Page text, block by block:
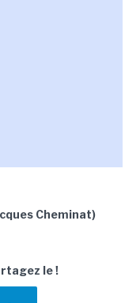
Cheminat)
le !